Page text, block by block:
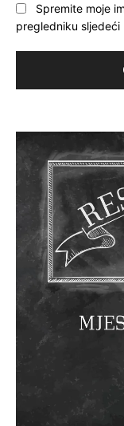
Spremite moje
pregledniku